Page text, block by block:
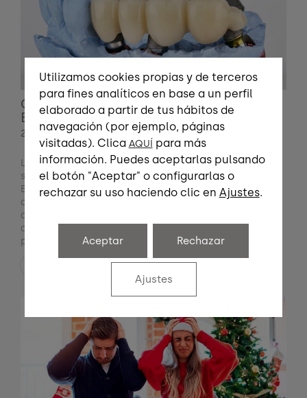
QUÉ TIPOS DE PRÓTESIS DENTALES
EXISTEN
24 JULIO
Las prótesis dentales son dispositivos artificiales que
se emplean para sustituir dientes perdidos. En
Brånemark Las Palmas las personalizamos en función
del estado de la salud oral del paciente y el número
de dientes ausentes Cuando hablamos de prótesis
dental, es frecuente pensar en la clásica dentadura
postiza. Sin embargo,
Utilizamos cookies propias y de terceros
para fines analíticos en base a un perfil
elaborado a partir de tus hábitos de
navegación (por ejemplo, páginas
visitadas). Clica AQUÍpara más
información. Puedes aceptarlas pulsando
el botón "Aceptar" o configurarlas o
rechazar su uso haciendo clic en Ajustes.
Aceptar Rechazar
Ajustes